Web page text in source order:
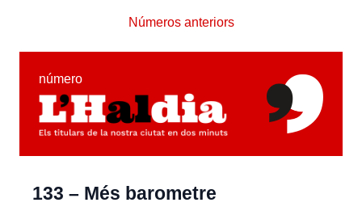
Números anteriors
número
133 – Més barometre